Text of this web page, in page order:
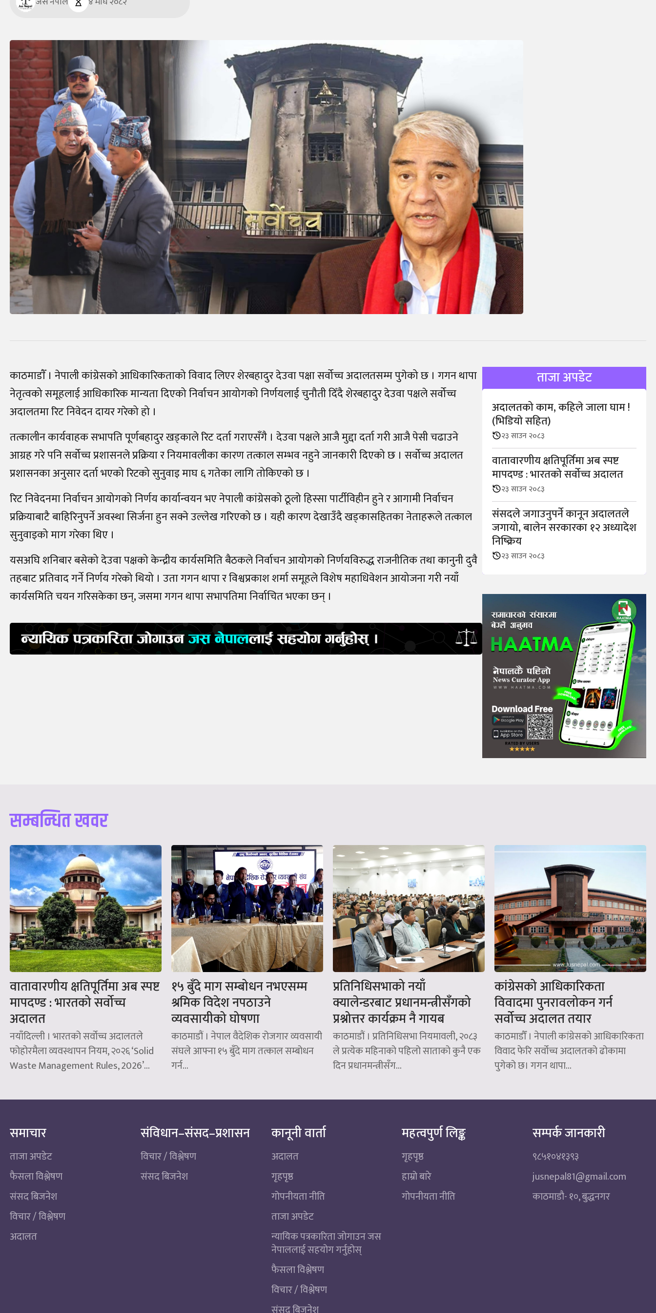
काठमाडाैँ । नेपाली कांग्रेसकाे आधिकारिकताको विवाद लिएर शेरबहादुर देउवा पक्षा सर्वोच्च अदालतसम्म पुगेको छ । गगन थापा
नेतृत्वको समूहलाई आधिकारिक मान्यता दिएको निर्वाचन आयोगको निर्णयलाई चुनौती दिँदै शेरबहादुर देउवा पक्षले सर्वोच्च
अदालतमा रिट निवेदन दायर गरेको हो ।
तत्कालीन कार्यवाहक सभापति पूर्णबहादुर खड्काले रिट दर्ता गराएसँगै । देउवा पक्षले आजै मुद्दा दर्ता गरी आजै पेसी चढाउने
आग्रह गरे पनि सर्वोच्च प्रशासनले प्रक्रिया र नियमावलीका कारण तत्काल सम्भव नहुने जानकारी दिएको छ । सर्वोच्च अदालत
प्रशासनका अनुसार दर्ता भएको रिटको सुनुवाइ माघ ६ गतेका लागि तोकिएको छ ।
रिट निवेदनमा निर्वाचन आयोगको निर्णय कार्यान्वयन भए नेपाली कांग्रेसको ठूलो हिस्सा पार्टीविहीन हुने र आगामी निर्वाचन
प्रक्रियाबाटै बाहिरिनुपर्ने अवस्था सिर्जना हुन सक्ने उल्लेख गरिएको छ । यही कारण देखाउँदै खड्कासहितका नेताहरूले तत्काल
सुनुवाइको माग गरेका थिए ।
यसअघि शनिबार बसेको देउवा पक्षको केन्द्रीय कार्यसमिति बैठकले निर्वाचन आयोगको निर्णयविरुद्ध राजनीतिक तथा कानुनी दुवै
तहबाट प्रतिवाद गर्ने निर्णय गरेको थियो । उता गगन थापा र विश्वप्रकाश शर्मा समूहले विशेष महाधिवेशन आयोजना गरी नयाँ
कार्यसमिति चयन गरिसकेका छन्, जसमा गगन थापा सभापतिमा निर्वाचित भएका छन् ।
ताजा अपडेट
अदालतको काम, कहिले जाला घाम !
(भिडियाे सहित)
२३ साउन २०८३
वातावारणीय क्षतिपूर्तिमा अब स्पष्ट
मापदण्ड : भारतको सर्वोच्च अदालत
२३ साउन २०८३
संसदले जगाउनुपर्ने कानून अदालतले
जगायो, बालेन सरकारका १२ अध्यादेश
निष्क्रिय
२३ साउन २०८३
सम्बन्धित खवर
वातावारणीय क्षतिपूर्तिमा अब स्पष्ट
मापदण्ड : भारतको सर्वोच्च
अदालत
नयाँदिल्ली । भारतको सर्वोच्च अदालतले
फोहोरमैला व्यवस्थापन नियम, २०२६ ‘Solid
Waste Management Rules, 2026’...
१५ बुँदे माग सम्बोधन नभएसम्म
श्रमिक विदेश नपठाउने
व्यवसायीको घोषणा
काठमाडौं । नेपाल वैदेशिक रोजगार व्यवसायी
संघले आफ्ना १५ बुँदे माग तत्काल सम्बोधन
गर्न...
प्रतिनिधिसभाको नयाँ
क्यालेन्डरबाट प्रधानमन्त्रीसँगको
प्रश्नोत्तर कार्यक्रम नै गायब
काठमाडौं । प्रतिनिधिसभा नियमावली, २०८३
ले प्रत्येक महिनाको पहिलो साताको कुनै एक
दिन प्रधानमन्त्रीसँग...
कांग्रेसको आधिकारिकता
विवादमा पुनरावलोकन गर्न
सर्वोच्च अदालत तयार
काठमाडौँ । नेपाली कांग्रेसको आधिकारिकता
विवाद फेरि सर्वोच्च अदालतको ढोकामा
पुगेको छ। गगन थापा...
समाचार
ताजा अपडेट
फैसला विश्लेषण
संसद बिजनेश
विचार / विश्लेषण
अदालत
संविधान–संसद–प्रशासन
विचार / विश्लेषण
संसद बिजनेश
कानूनी वार्ता
अदालत
गृहपृष्ठ
गोपनीयता नीति
ताजा अपडेट
न्यायिक पत्रकारिता जोगाउन जस
नेपाललाई सहयोग गर्नुहोस्
फैसला विश्लेषण
विचार / विश्लेषण
महत्वपुर्ण लिङ्क
गृहपृष्ठ
हाम्रो बारे
गोपनीयता नीति
सम्पर्क जानकारी
९८५१०४१३९३
jusnepal81@gmail.com
काठमाडाै‌- १०, बुद्धनगर